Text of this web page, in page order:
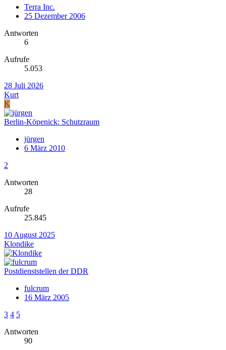
Terra Inc.
25 Dezember 2006
Antworten
6
Aufrufe
5.053
28 Juli 2026
Kurt
K
Berlin-Köpenick: Schutzraum
jürgen
6 März 2010
2
Antworten
28
Aufrufe
25.845
10 August 2025
Klondike
Postdienststellen der DDR
fulcrum
16 März 2005
3 4 5
Antworten
90